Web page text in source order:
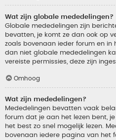
Wat zijn globale mededelingen?
Globale mededelingen zijn
bevatten, je komt ze dan ook op
zoals bovenaan ieder forum en in
dan niet globale mededelingen
vereiste permissies, deze zijn
Omhoog
Wat zijn mededelingen?
Mededelingen bevatten vaak
forum dat je aan het lezen bent,
het best zo snel mogelijk lezen.
bovenaan iedere pagina van het